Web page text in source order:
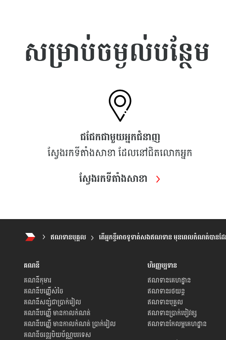
សម្រាប់ចម្ងល់បន្ថែម
ជជែកជាមួយអ្នកជំនាញ
ស្វែងរកទីតាំងសាខា ដែលនៅជិតលោកអ្នក
ស្វែងរកទីតាំងសាខា
ឥណទានបុគ្គល តើអ្នកខ្ចីអាចទូទាត់សងឥណទាន មុនពេលកំណត់បានដែ
គណនី
គណនីកុមារ
គណនីបញ្ញើសំចៃ
គណនីសន្សំជាប្រាក់រៀល
គណនីបញ្ញើ មានកាលកំណត់
គណនីបញ្ញើ មានកាលកំណត់ ប្រាក់រៀល
គណនីចរន្តរូបិយប័ណ្ណបរទេស
ហិរញ្ញប្បទាន
ឥណទានគេហដ្ឋាន
ឥណទានរថយន្ត
ឥណទានបុគ្គល
ឥណទានប្រាក់បៀវត្ស
ឥណទានកែលម្អគេហដ្ឋាន